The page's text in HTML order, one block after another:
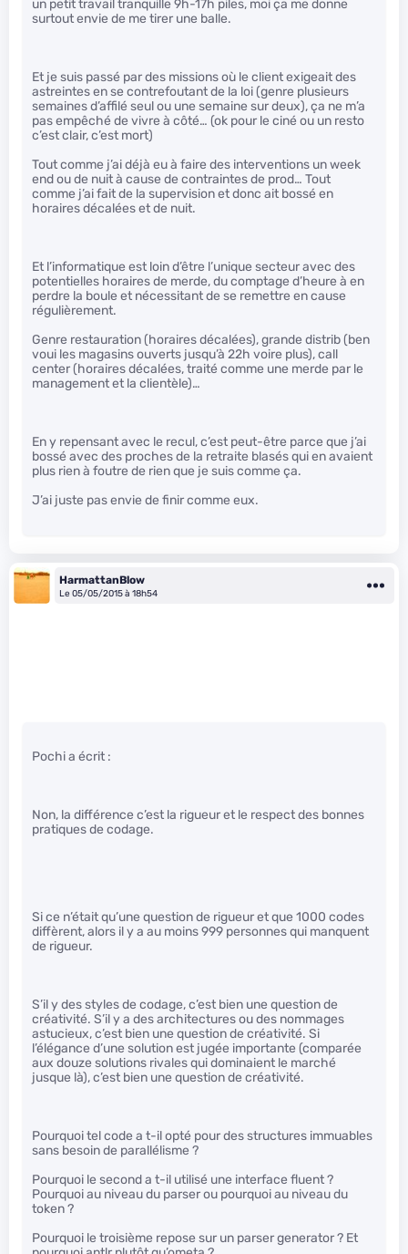
un petit travail tranquille 9h-17h piles, moi ça me donne
surtout envie de me tirer une balle.
Et je suis passé par des missions où le client exigeait des
astreintes en se contrefoutant de la loi (genre plusieurs
semaines d’affilé seul ou une semaine sur deux), ça ne m’a
pas empêché de vivre à côté… (ok pour le ciné ou un resto
c’est clair, c’est mort)
Tout comme j’ai déjà eu à faire des interventions un week
end ou de nuit à cause de contraintes de prod… Tout
comme j’ai fait de la supervision et donc ait bossé en
horaires décalées et de nuit.
Et l’informatique est loin d’être l’unique secteur avec des
potentielles horaires de merde, du comptage d’heure à en
perdre la boule et nécessitant de se remettre en cause
régulièrement.
Genre restauration (horaires décalées), grande distrib (ben
voui les magasins ouverts jusqu’à 22h voire plus), call
center (horaires décalées, traité comme une merde par le
management et la clientèle)…
En y repensant avec le recul, c’est peut-être parce que j’ai
bossé avec des proches de la retraite blasés qui en avaient
plus rien à foutre de rien que je suis comme ça.
J’ai juste pas envie de finir comme eux.
HarmattanBlow
Le 05/05/2015 à 18h54
Pochi a écrit :
Non, la différence c’est la rigueur et le respect des bonnes
pratiques de codage.
Si ce n’était qu’une question de rigueur et que 1000 codes
diffèrent, alors il y a au moins 999 personnes qui manquent
de rigueur.
S’il y des styles de codage, c’est bien une question de
créativité. S’il y a des architectures ou des nommages
astucieux, c’est bien une question de créativité. Si
l’élégance d’une solution est jugée importante (comparée
aux douze solutions rivales qui dominaient le marché
jusque là), c’est bien une question de créativité.
Pourquoi tel code a t-il opté pour des structures immuables
sans besoin de parallélisme ?
Pourquoi le second a t-il utilisé une interface fluent ?
Pourquoi au niveau du parser ou pourquoi au niveau du
token ?
Pourquoi le troisième repose sur un parser generator ? Et